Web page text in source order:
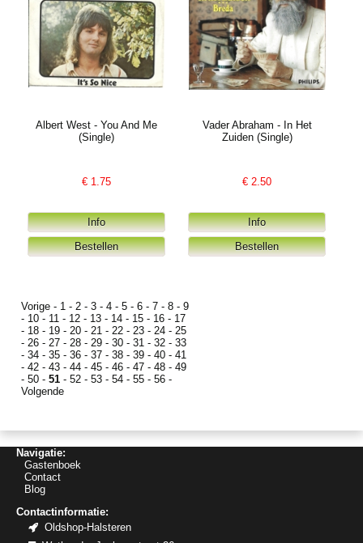
Albert West - You And Me
(Single)
€ 1.75
Vader Abraham - In Het
Zuiden (Single)
€ 2.50
Vorige - 1 - 2 - 3 - 4 - 5 - 6 - 7 - 8 - 9
- 10 - 11 - 12 - 13 - 14 - 15 - 16 - 17
- 18 - 19 - 20 - 21 - 22 - 23 - 24 - 25
- 26 - 27 - 28 - 29 - 30 - 31 - 32 - 33
- 34 - 35 - 36 - 37 - 38 - 39 - 40 - 41
- 42 - 43 - 44 - 45 - 46 - 47 - 48 - 49
- 50 - 51 - 52 - 53 - 54 - 55 - 56 -
Volgende
Navigatie:
Gastenboek
Contact
Blog
Contactinformatie:
Oldshop-Halsteren